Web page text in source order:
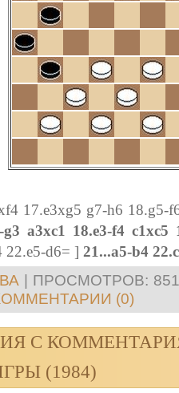
17.e3xg5 g7-h6
g3 a3xc1 18.e3-f4
22.e5-d6= ] 21...a5-b4
| ПРОСМОТРОВ: 851
(0)
С
(1984)